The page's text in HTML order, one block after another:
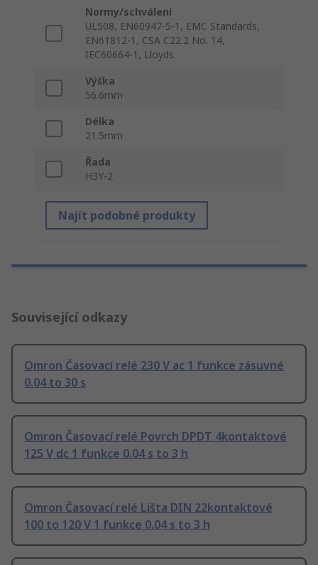
Normy/schválení
UL508, EN60947-5-1, EMC Standards,
EN61812-1, CSA C22.2 No. 14,
IEC60664-1, Lloyds
Výška
56.6mm
Délka
21.5mm
Řada
H3Y-2
Najít podobné produkty
Související odkazy
Omron Časovací relé 230 V ac 1 funkce zásuvné
0.04 to 30 s
Omron Časovací relé Povrch DPDT 4kontaktové
125 V dc 1 funkce 0.04 s to 3 h
Omron Časovací relé Lišta DIN 22kontaktové
100 to 120 V 1 funkce 0.04 s to 3 h